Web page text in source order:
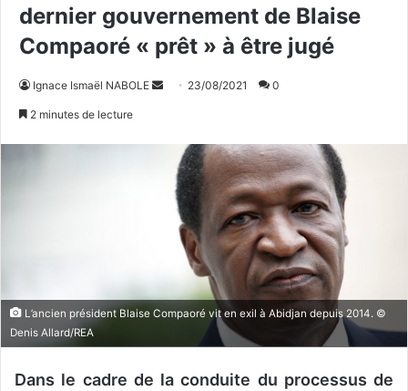
dernier gouvernement de Blaise
Compaoré « prêt » à être jugé
Ignace Ismaël NABOLE
o
r
23/08/2021 0
2 minutes de lecture
L’ancien président Blaise Compaoré vit en exil à Abidjan depuis 2014. ©
Denis Allard/REA
Dans le cadre de la conduite du processus de